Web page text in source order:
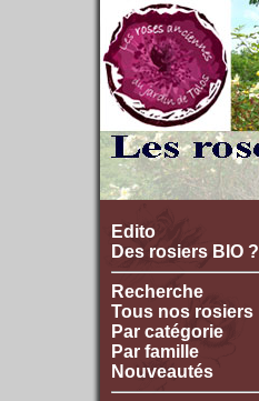
Edito
Des rosiers BIO ?
Recherche
Tous nos rosiers
Par catégorie
Par famille
Nouveautés